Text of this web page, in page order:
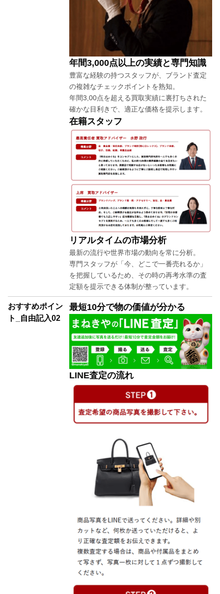
年間3,000点以上の実績と専門知識
豊富な経験の持つスタッフが、ブランド査定
の複雑なチェックポイントを熟知。
年間3,00点を超える買取実績に裏打ちされた
確かな目利きで、適正な価格を提示します。
在籍スタッフ
リアルタイムの市場分析
最新の流行や世界市場の動向を常に分析。
専門スタッフが「今、どこで一番売れるか」
を把握しているため、その時の再考水準の査
定額を提示できる体制が整っています。
おすすめポイン
ト_自由記入02
最短10分で物の価値が分かる
LINE査定の流れ